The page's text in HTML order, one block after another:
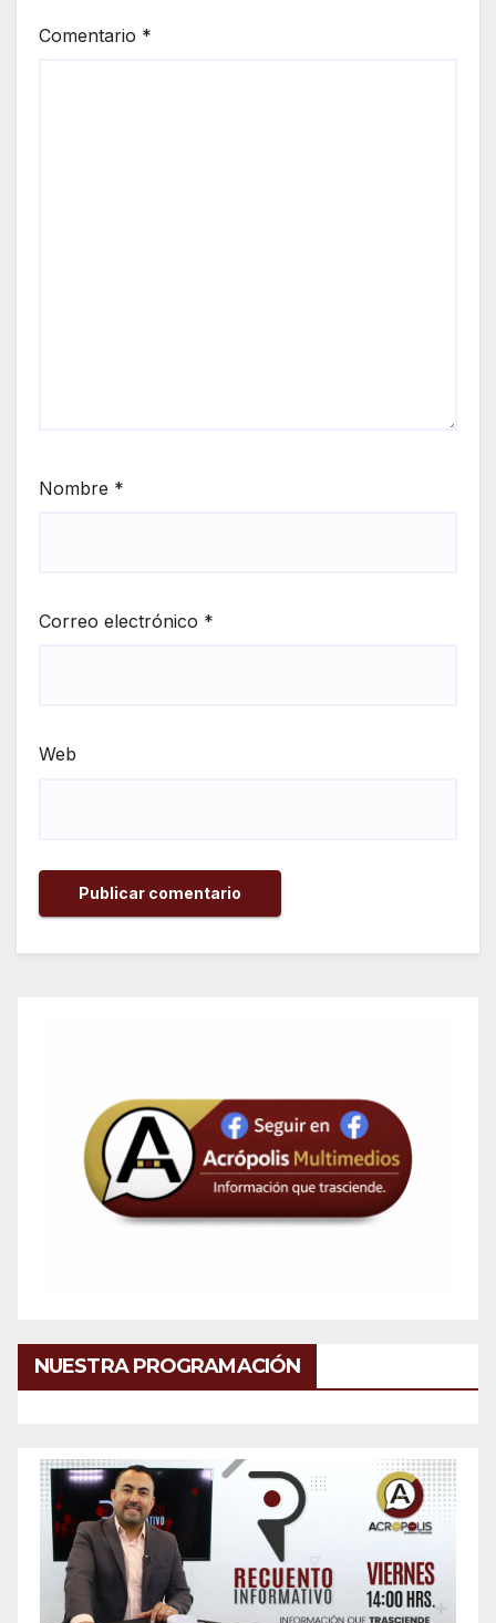
Comentario *
Nombre *
Correo electrónico *
Web
NUESTRA PROGRAMACIÓN